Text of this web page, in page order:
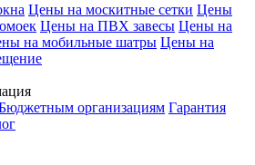
Цены на москитные сетки Цены
Цены на ПВХ завесы Цены на
на мобильные шатры Цены на
организациям Гарантия